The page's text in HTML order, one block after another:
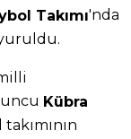
Takımı'nda
Kübra